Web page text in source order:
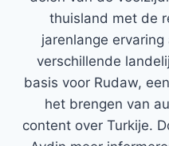
thuisland met de
jarenlange
verschillende
basis voor Rudaw,
het brengen van
content over Turkije.